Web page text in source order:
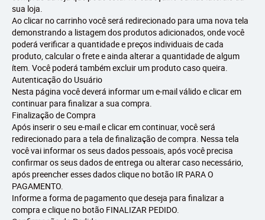
sua loja.
Ao clicar no carrinho você será redirecionado para uma nova tela
demonstrando a listagem dos produtos adicionados, onde você
poderá verificar a quantidade e preços individuais de cada
produto, calcular o frete e ainda alterar a quantidade de algum
ítem. Você poderá também excluir um produto caso queira.
Autenticação do Usuário
Nesta página você deverá informar um e-mail válido e clicar em
continuar para finalizar a sua compra.
Finalização de Compra
Após inserir o seu e-mail e clicar em continuar, você será
redirecionado para a tela de finalização de compra. Nessa tela
você vai informar os seus dados pessoais, após você precisa
confirmar os seus dados de entrega ou alterar caso necessário,
após preencher esses dados clique no botão IR PARA O
PAGAMENTO.
Informe a forma de pagamento que deseja para finalizar a
compra e clique no botão FINALIZAR PEDIDO.